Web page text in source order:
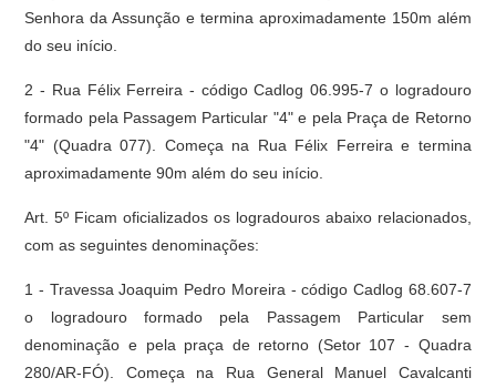
Senhora da Assunção e termina aproximadamente 150m além
do seu início.
2 - Rua Félix Ferreira - código Cadlog 06.995-7 o logradouro
formado pela Passagem Particular "4" e pela Praça de Retorno
"4" (Quadra 077). Começa na Rua Félix Ferreira e termina
aproximadamente 90m além do seu início.
Art. 5º Ficam oficializados os logradouros abaixo relacionados,
com as seguintes denominações:
1 - Travessa Joaquim Pedro Moreira - código Cadlog 68.607-7
o logradouro formado pela Passagem Particular sem
denominação e pela praça de retorno (Setor 107 - Quadra
280/AR-FÓ). Começa na Rua General Manuel Cavalcanti